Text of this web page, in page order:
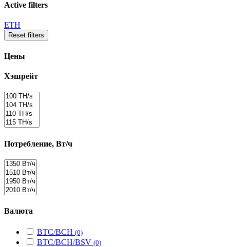
Active filters
ETH
Reset filters
Цены
Хэшрейт
Потребление, Вт/ч
Валюта
BTC/BCH (0)
BTC/BCH/BSV (0)